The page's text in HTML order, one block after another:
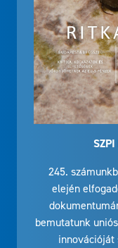
245.
elején
bemutatunk